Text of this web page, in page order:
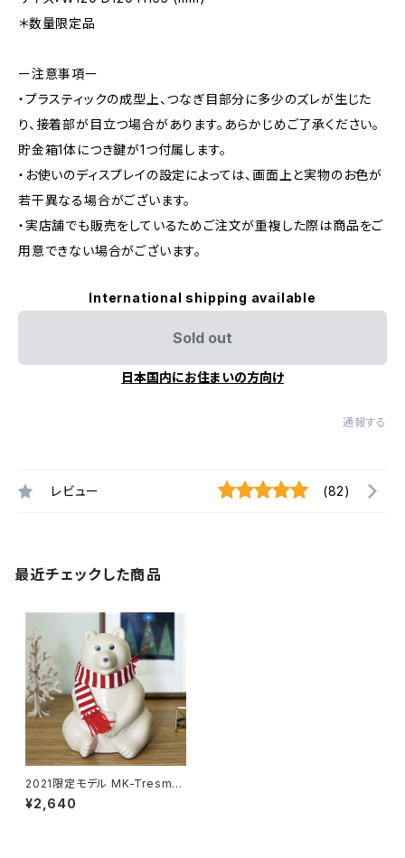
＊数量限定品
ー注意事項ー
・プラスティックの成型上、つなぎ目部分に多少のズレが生じた
り、接着部が目立つ場合があります。あらかじめご了承ください。
貯金箱1体につき鍵が1つ付属します。
・お使いのディスプレイの設定によっては、画面上と実物のお色が
若干異なる場合がございます。
・実店舗でも販売をしているためご注文が重複した際は商品をご
用意できない場合がございます。
International shipping available
Sold out
日本国内にお住まいの方向け
通報する
レビュー (82)
最近チェックした商品
2021限定モデル MK-Tresmer
シロクマ貯金箱 マフラー付
き / MK-Tresmer
¥2,640